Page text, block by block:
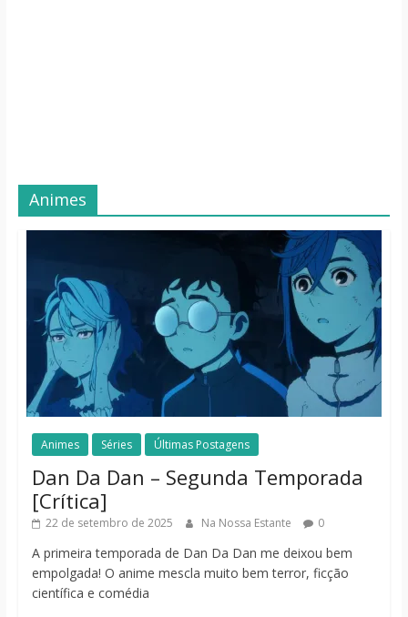
Animes
Animes Séries Últimas Postagens
Dan Da Dan – Segunda Temporada
[Crítica]
22 de setembro de 2025 Na Nossa Estante 0
A primeira temporada de Dan Da Dan me deixou bem
empolgada! O anime mescla muito bem terror, ficção
científica e comédia